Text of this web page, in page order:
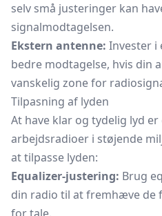
selv små justeringer kan
signalmodtagelsen.
Ekstern antenne: Invester i
bedre modtagelse, hvis din
vanskelig zone for
Tilpasning af lyden
At have klar og tydelig lyd
arbejdsradioer i støjende
at tilpasse lyden:
Equalizer-justering: Brug
din radio til at fremhæve de